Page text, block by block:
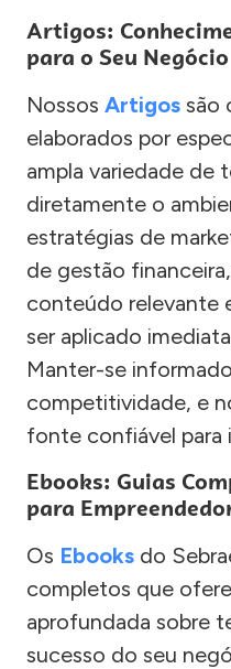
Artigos:
para o Seu Negócio
Nossos Artigos são
elaborados por
ampla variedade de
diretamente o
estratégias de
de gestão
conteúdo relevante
ser aplicado
Manter-se
competitividade, e
fonte confiável para
Ebooks: Guias
para
Os Ebooks do
completos que
aprofundada sobre
sucesso do seu